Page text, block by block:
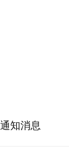
知消息